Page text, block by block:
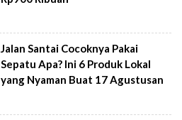
Jalan Santai Cocoknya Pakai
Sepatu Apa? Ini 6 Produk Lokal
yang Nyaman Buat 17 Agustusan